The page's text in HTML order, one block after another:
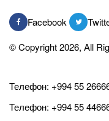
Facebook
© Copyright 2026, All
Телефон: +994 55
Телефон: +994 55